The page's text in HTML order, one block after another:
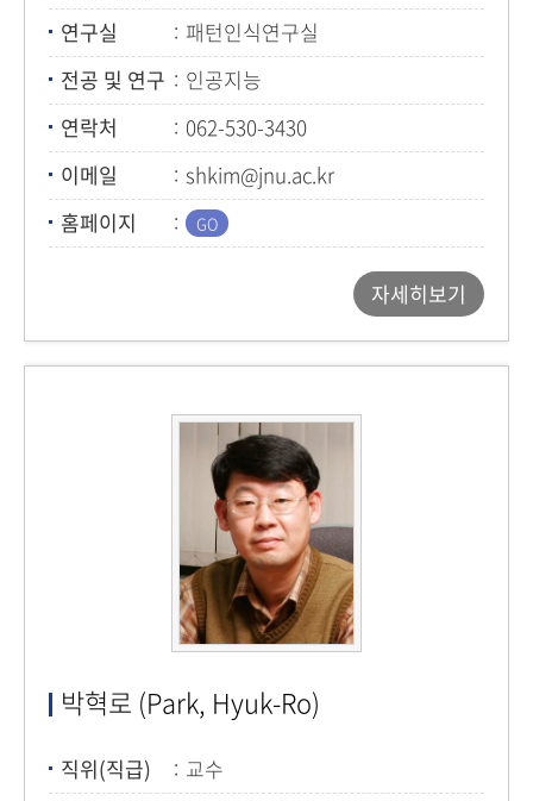
연구실
패턴인식연구실
전공 및 연구
인공지능
연락처
062-530-3430
이메일
shkim@jnu.ac.kr
홈페이지
자세히보기
박혁로 (Park, Hyuk-Ro)
직위(직급) 교수